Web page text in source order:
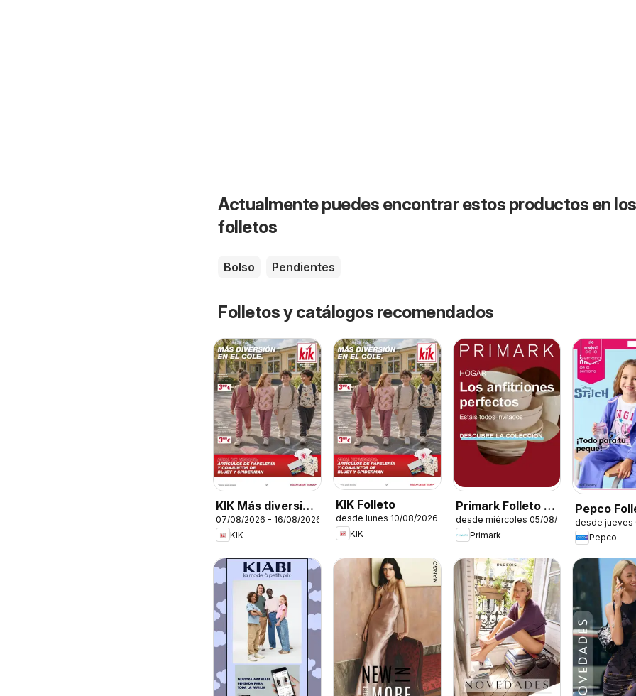
Actualmente puedes encontrar estos productos en los
folletos
Bolso Pendientes
Folletos y catálogos recomendados
KIK Más diversión
en el cole
07/08/2026 - 16/08/2026
KIK
KIK Folleto
desde lunes 10/08/2026
KIK
Primark Folleto -
Hogar
desde miércoles 05/08/2026
Primark
Pepco
desde jueves
Pepco